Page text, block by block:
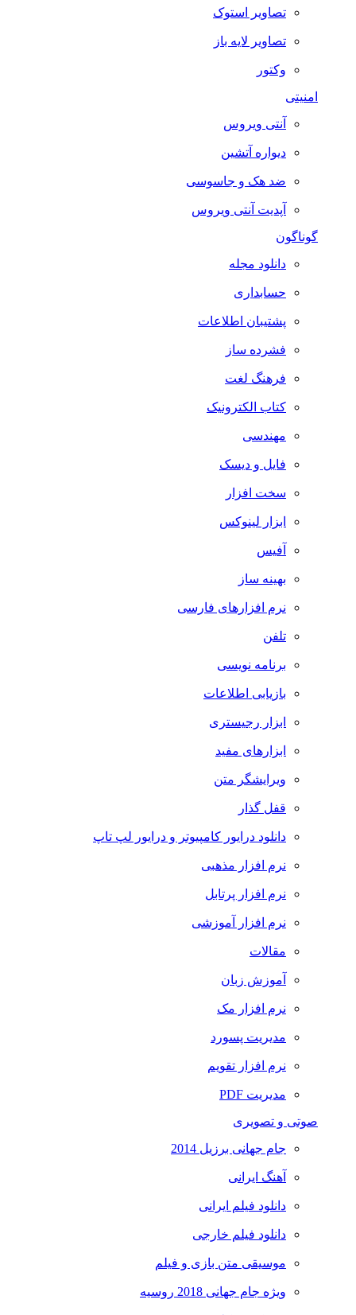
تصاویر استوک
تصاویر لایه باز
وکتور
امنیتی
آنتی ویروس
دیواره آتشین
ضد هک و جاسوسی
آپدیت آنتی ویروس
گوناگون
دانلود مجله
حسابداری
پشتیبان اطلاعات
فشرده ساز
فرهنگ لغت
کتاب الکترونیک
مهندسی
فایل و دیسک
سخت افزار
ابزار لینوکس
آفیس
بهینه ساز
نرم افزارهای فارسی
تلفن
برنامه نویسی
بازیابی اطلاعات
ابزار رجیستری
ابزارهای مفید
ویرایشگر متن
قفل گذار
دانلود درایور کامپیوتر و درایور لپ تاپ
نرم افزار مذهبی
نرم افزار پرتابل
نرم افزار آموزشی
مقالات
آموزش زبان
نرم افزار مک
مدیریت پسورد
نرم افزار تقویم
مدیریت PDF
صوتی و تصویری
جام جهانی برزیل 2014
آهنگ ایرانی
دانلود فیلم ایرانی
دانلود فیلم خارجی
موسیقی متن بازی و فیلم
ویژه جام جهانی 2018 روسیه